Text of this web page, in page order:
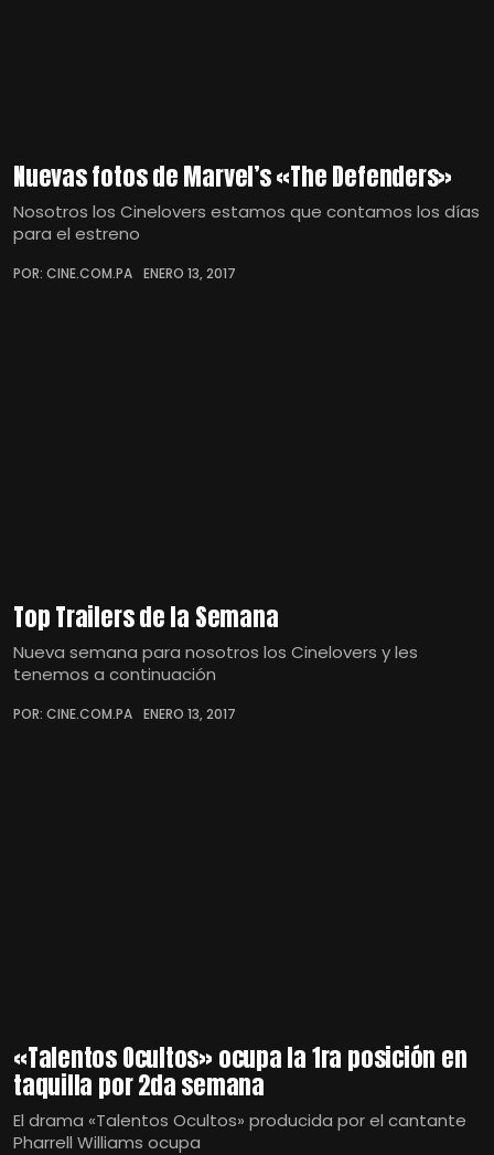
Nuevas fotos de Marvel’s «The Defenders»
Nosotros los Cinelovers estamos que contamos los días
para el estreno
POR: CINE.COM.PA ENERO 13, 2017
Top Trailers de la Semana
Nueva semana para nosotros los Cinelovers y les
tenemos a continuación
POR: CINE.COM.PA ENERO 13, 2017
«Talentos Ocultos» ocupa la 1ra posición en
taquilla por 2da semana
El drama «Talentos Ocultos» producida por el cantante
Pharrell Williams ocupa